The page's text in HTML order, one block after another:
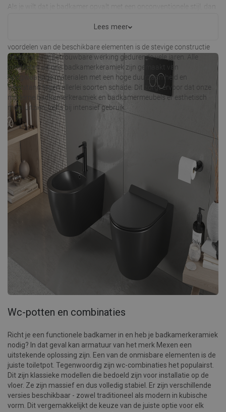
Als je wilt dat je badkamer opvalt met een onconventionele stijl, dan
breed scala aan diverse oplossingen waarmee je een functioneel en
voordelen van de beschikbare elementen is de stevige constructie
die zorgt voor betrouwbare werking gedurende vele jaren. Alle
producten uit ons badkamerkeramiek zijn gemaakt van
hoogwaardige materialen met een hoge duurzaamheid en
weerstand tegen allerlei soorten schade. Dit zorgt ervoor dat onze
moderne badkamerkeramiek en badkamermeubels er esthetisch
mooi uitzien, zelfs bij intensief gebruik.
Lees meer
Wc-potten en combinaties
Richt je een functionele badkamer in en heb je badkamerkeramiek
nodig? In dat geval kan armatuur van het merk Mexen een
uitstekende oplossing zijn. Een van de onmisbare elementen is de
juiste toiletpot. Tegenwoordig zijn wc-combinaties het populairst.
Dit zijn klassieke modellen die bedoeld zijn voor installatie op de
vloer. Ze zijn massief en dus volledig stabiel. Er zijn verschillende
versies beschikbaar - zowel traditioneel als modern in kubische
vorm. Dit vergemakkelijkt de keuze van de juiste optie voor elk